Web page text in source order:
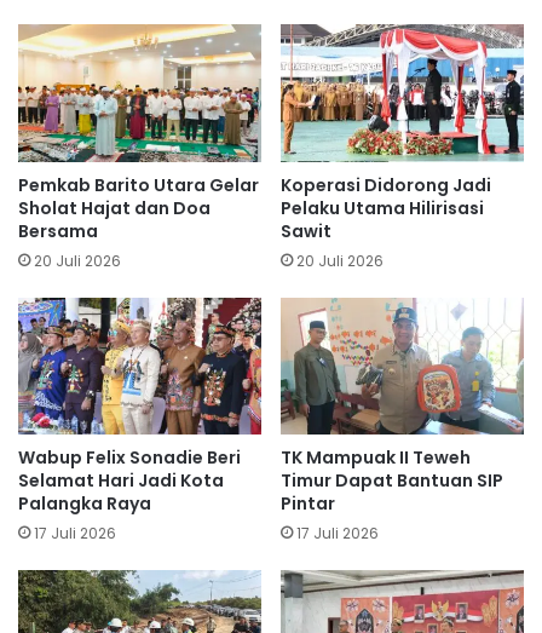
Pemkab Barito Utara Gelar
Sholat Hajat dan Doa
Bersama
20 Juli 2026
Koperasi Didorong Jadi
Pelaku Utama Hilirisasi
Sawit
20 Juli 2026
Wabup Felix Sonadie Beri
Selamat Hari Jadi Kota
Palangka Raya
17 Juli 2026
TK Mampuak II Teweh
Timur Dapat Bantuan SIP
Pintar
17 Juli 2026